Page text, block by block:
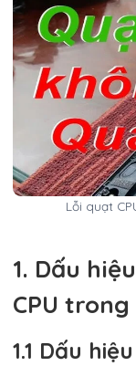
Lỗi quạt
1. Dấu
CPU
1.1 Dấu